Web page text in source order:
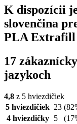
K dispozícii
slovenčina
PLA Extrafill
17
jazykoch
4,8 z 5 hviezdičiek
5 hviezdičiek 23
4 hviezdičky
5